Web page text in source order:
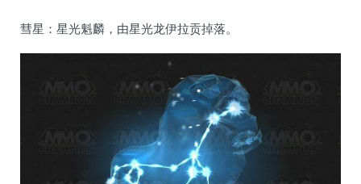
彗星：星光魁麟，由星光龙伊拉贡掉落。